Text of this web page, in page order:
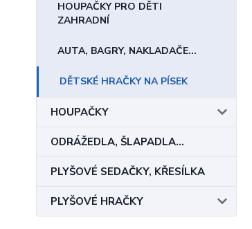
HOUPAČKY PRO DĚTI
ZAHRADNÍ
AUTA, BAGRY, NAKLADAČE...
DĚTSKÉ HRAČKY NA PÍSEK
HOUPAČKY
ODRÁŽEDLA, ŠLAPADLA...
PLYŠOVÉ SEDAČKY, KŘESÍLKA
PLYŠOVÉ HRAČKY